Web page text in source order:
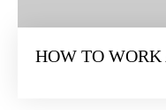
HOW TO WORK